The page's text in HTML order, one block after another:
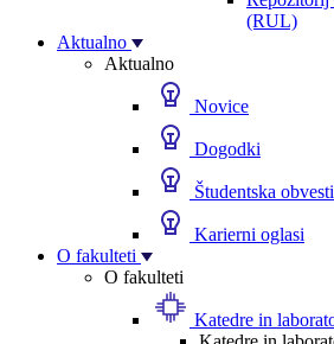
(RUL)
Aktualno
Aktualno
Novice
Dogodki
Študentska
Karierni oglasi
O fakulteti
O fakulteti
Katedre in